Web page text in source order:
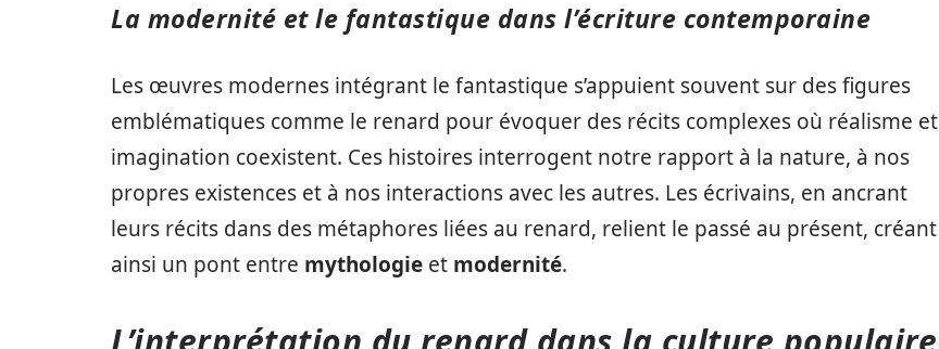
La modernité et le fantastique dans l’écriture contemporaine
Les œuvres modernes intégrant le fantastique s’appuient souvent sur des figures
emblématiques comme le renard pour évoquer des récits complexes où réalisme et
imagination coexistent. Ces histoires interrogent notre rapport à la nature, à nos
propres existences et à nos interactions avec les autres. Les écrivains, en ancrant
leurs récits dans des métaphores liées au renard, relient le passé au présent, créant
ainsi un pont entre mythologie et modernité.